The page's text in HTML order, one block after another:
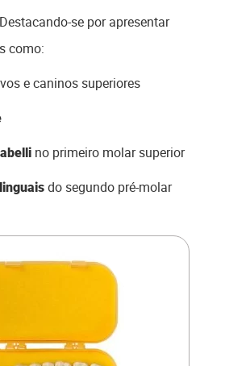
se por apresentar
como:
e caninos superiores
no primeiro molar superior
do segundo pré-molar